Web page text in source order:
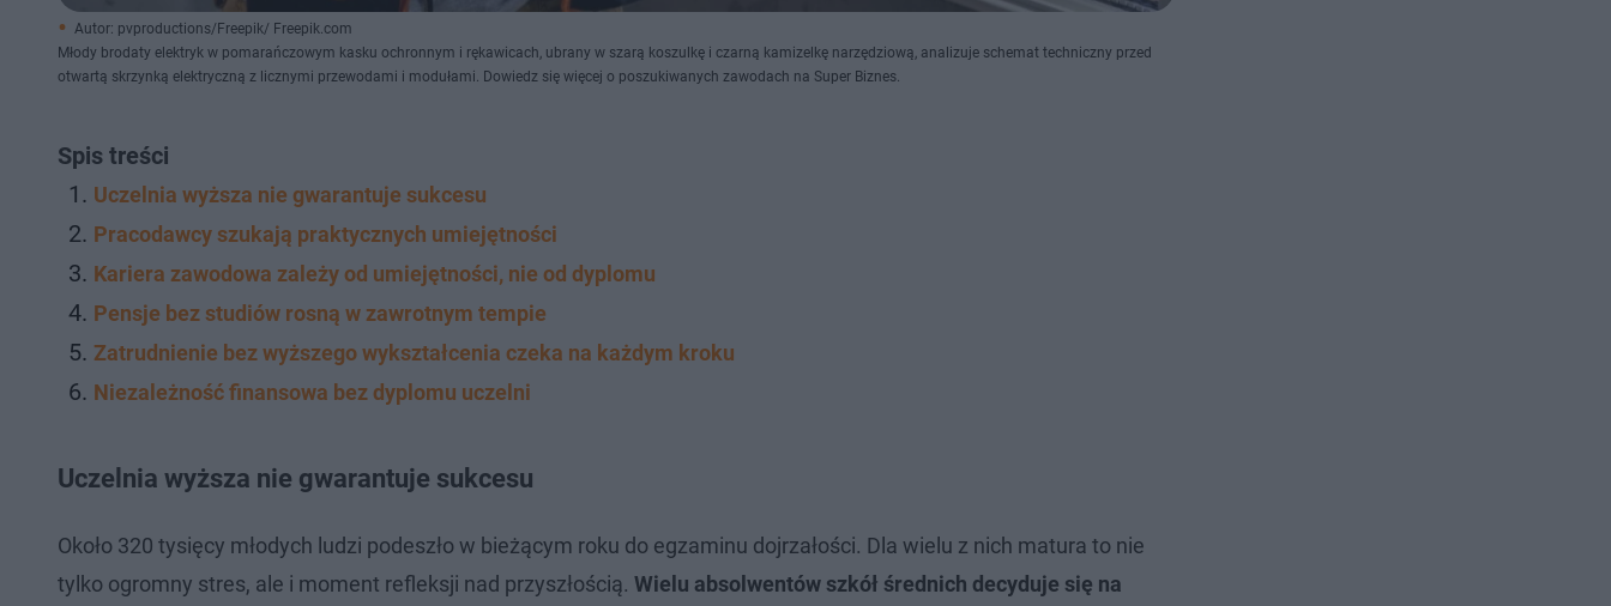
Autor: pvproductions/Freepik/ Freepik.com
Młody brodaty elektryk w pomarańczowym kasku ochronnym i rękawicach, ubrany w szarą koszulkę i czarną kamizelkę narzędziową, analizuje schemat techniczny przed
otwartą skrzynką elektryczną z licznymi przewodami i modułami. Dowiedz się więcej o poszukiwanych zawodach na Super Biznes.
Spis treści
Uczelnia wyższa nie gwarantuje sukcesu
Pracodawcy szukają praktycznych umiejętności
Kariera zawodowa zależy od umiejętności, nie od dyplomu
Pensje bez studiów rosną w zawrotnym tempie
Zatrudnienie bez wyższego wykształcenia czeka na każdym kroku
Niezależność finansowa bez dyplomu uczelni
Uczelnia wyższa nie gwarantuje sukcesu
Około 320 tysięcy młodych ludzi podeszło w bieżącym roku do egzaminu dojrzałości. Dla wielu z nich matura to nie
tylko ogromny stres, ale i moment refleksji nad przyszłością. Wielu absolwentów szkół średnich decyduje się na